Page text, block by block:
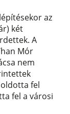
az
két
A
Mór
nem
fel
fel a városi